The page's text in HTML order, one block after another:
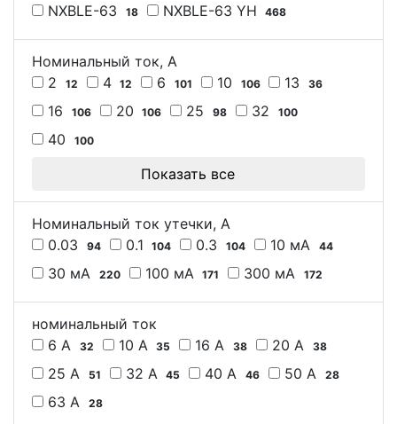
NXBLE-63 18 NXBLE-63 YH 468
Номинальный ток, А
2
12 4 12 6 101 10 106 13 36
16 106 20 106 25 98 32 100
40 100
Показать все
Номинальный ток утечки, А
0.03
94 0.1 104 0.3 104 10 мА 44
30 мА 220 100 мА 171 300 мА 172
номинальный ток
6 А
32 10 А 35 16 А 38 20 А 38
25 А 51 32 А 45 40 А 46 50 А 28
63 А 28